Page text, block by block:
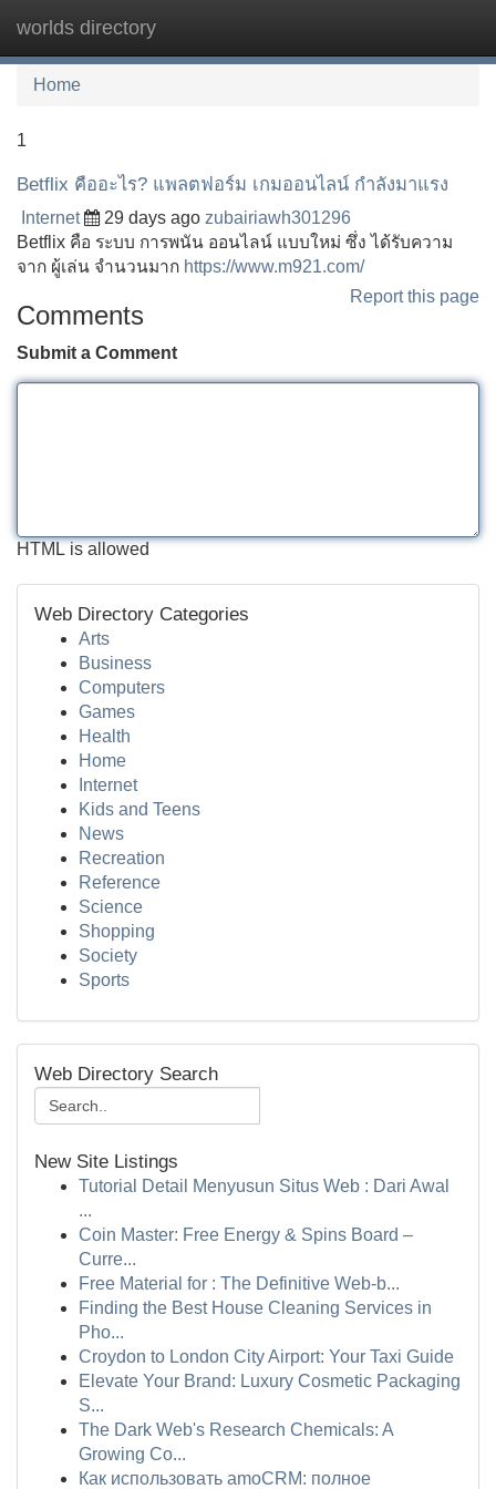
worlds directory
Home
1
Betflix คืออะไร? แพลตฟอร์ม เกมออนไลน์ กำลังมาแรง
Internet 29 days ago zubairiawh301296
Betflix คือ ระบบ การพนัน ออนไลน์ แบบใหม่ ซึ่ง ได้รับความ
จาก ผู้เล่น จำนวนมาก https://www.m921.com/
Report this page
Comments
Submit a Comment
HTML is allowed
Web Directory Categories
Arts
Business
Computers
Games
Health
Home
Internet
Kids and Teens
News
Recreation
Reference
Science
Shopping
Society
Sports
Web Directory Search
New Site Listings
Tutorial Detail Menyusun Situs Web : Dari Awal
...
Coin Master: Free Energy & Spins Board –
Curre...
Free Material for : The Definitive Web-b...
Finding the Best House Cleaning Services in
Pho...
Croydon to London City Airport: Your Taxi Guide
Elevate Your Brand: Luxury Cosmetic Packaging
S...
The Dark Web's Research Chemicals: A
Growing Co...
Как использовать amoCRM: полное